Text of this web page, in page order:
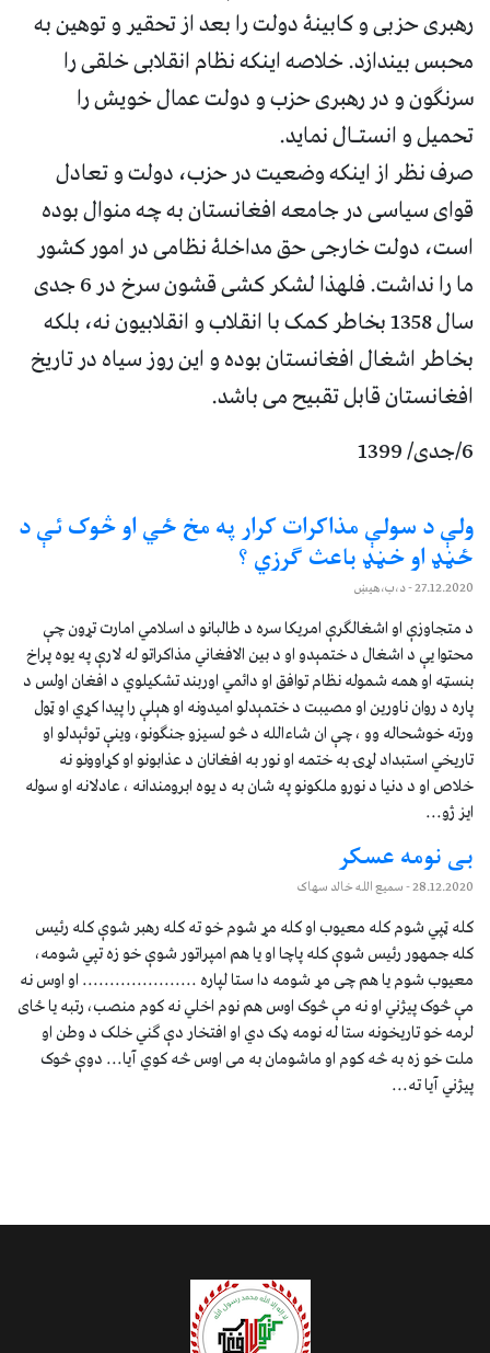
رهبری حزبی و کابینۀ دولت را بعد از تحقیر و توهین به
محبس بیندازد. خلاصه اینکه نظام انقلابی خلقی را
سرنگون و در رهبری حزب و دولت عمال خویش را
تحمیل و انستـال نماید.
صرف نظر از اینکه وضعیت در حزب، دولت و تعادل
قوای سیاسی در جامعه افغانستان به چه منوال بوده
است، دولت خارجی حق مداخلۀ نظامی در امور کشور
ما را نداشت. فلهذا لشکر کشی قشون سرخ در 6 جدی
سال 1358 بخاطر کمک با انقلاب و انقلابیون نه، بلکه
بخاطر اشغال افغانستان بوده و این روز سیاه در تاریخ
افغانستان قابل تقبیح می باشد.
6/جدی/ 1399
ولې د سولې مذاکرات کرار په مخ ځي او څوک ئې د
ځڼډ او خڼډ باعث ګرزي ؟
27.12.2020- د،ب،هيښ
د متجاوزې او اشغالګرې امريکا سره د طالبانو د اسلامي امارت تړون چې
محتوا يې د اشغال د ختمېدو او د بين الافغاني مذاکراتو له لارې په يوه پراخ
بنسټه او همه شموله نظام توافق او دائمي اوربند تشکيلوي د افغان اولس د
پاره د روان ناورين او مصيبت د ختمېدلو امیدونه او هېلې را پيدا کړي او ټول
ورته خوشحاله وو ، چې ان شاءالله د څو لسيزو جنګونو، وينې توئېدلو او
تاريخي استبداد لړۍ به ختمه او نور به افغانان د عذابونو او کړاوونو نه
خلاص او د دنيا د نورو ملکونو په شان به د يوه ابرومندانه ، عادلانه او سوله
ايز ژو...
بی نومه عسکر
28.12.2020- سمیع الله خالد سهاک
کله ټپي شوم کله معیوب او کله مړ شوم خو ته کله رهبر شوې کله رئیس
کله جمهور رئیس شوې کله پاچا او یا هم امپراتور شوې خو زه تپي شومه،
معیوب شوم یا هم چی مړ شومه دا ستا لپاره ..................... او اوس نه
مې څوک پیژني او نه مې څوک اوس هم نوم اخلي نه کوم منصب، رتبه یا ځای
لرمه خو تاریخونه ستا له نومه ډک دي او افتخار دې ګني خلک د وطن او
ملت خو زه به څه کوم او ماشومان به می اوس څه کوي آیا... دوې څوک
پیژني آیا ته...